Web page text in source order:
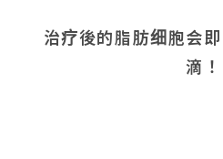
治疗後的脂肪细胞会
滴！